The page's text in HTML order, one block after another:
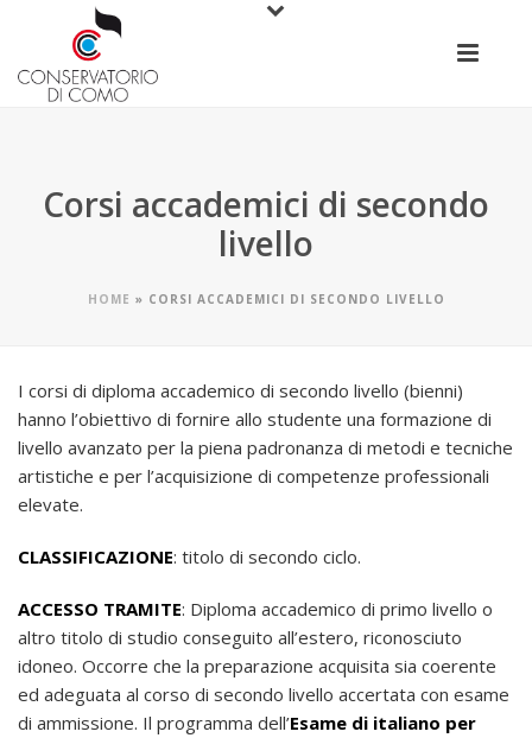
Corsi accademici di secondo
livello
HOME » CORSI ACCADEMICI DI SECONDO LIVELLO
I corsi di diploma accademico di secondo livello (bienni)
hanno l’obiettivo di fornire allo studente una formazione di
livello avanzato per la piena padronanza di metodi e tecniche
artistiche e per l’acquisizione di competenze professionali
elevate.
CLASSIFICAZIONE: titolo di secondo ciclo.
ACCESSO TRAMITE: Diploma accademico di primo livello o
altro titolo di studio conseguito all’estero, riconosciuto
idoneo. Occorre che la preparazione acquisita sia coerente
ed adeguata al corso di secondo livello accertata con esame
di ammissione. Il programma dell’Esame di italiano per